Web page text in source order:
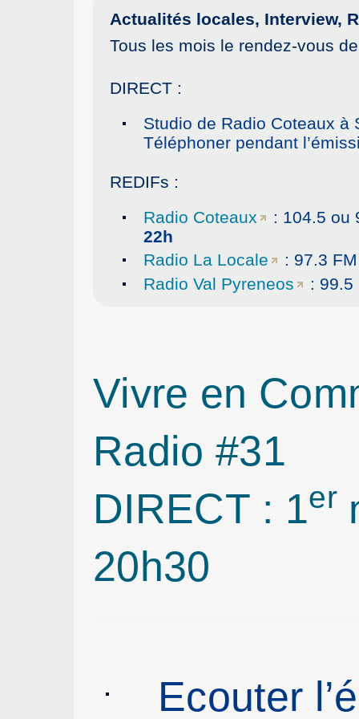
Actualités locales, Interview,
Tous les mois le rendez-vous
DIRECT :
Studio de Radio Coteaux à
Téléphoner pendant
REDIFs :
Radio Coteaux
: 104.5 ou
22h
Radio La Locale
: 97.3
Radio Val Pyreneos
:
Vivre en
Radio #31
DIRECT : 1er
20h30
Ecouter